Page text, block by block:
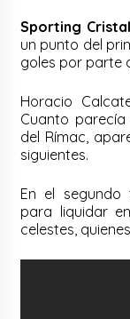
Sporting Cristal
un punto del
goles por parte
Horacio
Cuanto
del Rímac,
siguientes.
En el segundo
para liquidar
celestes,